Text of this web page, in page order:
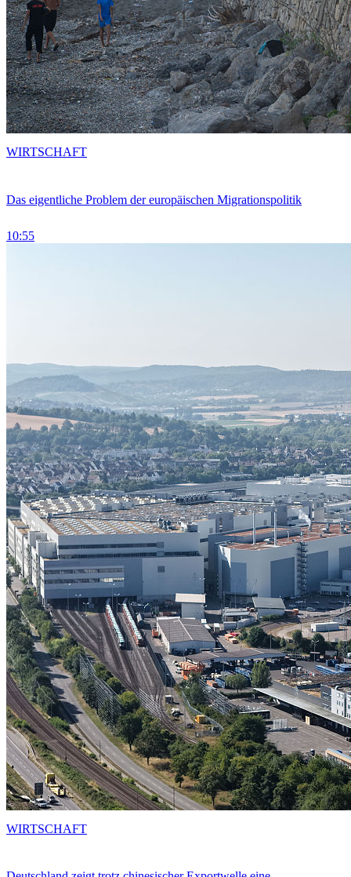
Das eigentliche Problem der europäischen Migrationspolitik
10:55
WIRTSCHAFT
WIRTSCHAFT